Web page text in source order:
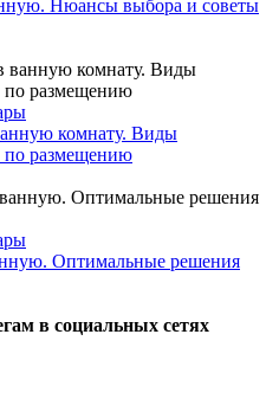
Нюансы выбора и советы
комнату. Виды
по размещению
Оптимальные решения
в социальных сетях